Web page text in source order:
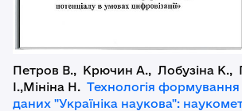
Петров В., Крючин А., Лобузіна К.,
І.,Мініна Н. Технологія
даних "Україніка наукова":